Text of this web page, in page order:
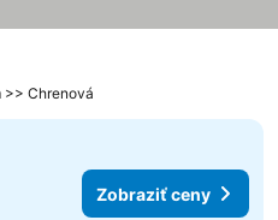
>> Chrenová
Zobraziť ceny